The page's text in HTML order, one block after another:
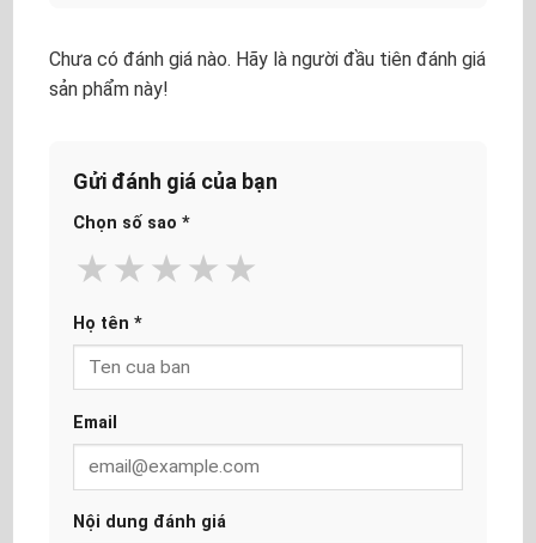
Chưa có đánh giá nào. Hãy là người đầu tiên đánh giá
sản phẩm này!
Gửi đánh giá của bạn
Chọn số sao *
★
★
★
★
★
Họ tên *
Email
Nội dung đánh giá